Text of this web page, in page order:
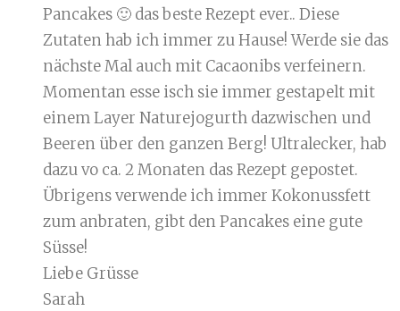
Pancakes 🙂 das beste Rezept ever.. Diese
Zutaten hab ich immer zu Hause! Werde sie das
nächste Mal auch mit Cacaonibs verfeinern.
Momentan esse isch sie immer gestapelt mit
einem Layer Naturejogurth dazwischen und
Beeren über den ganzen Berg! Ultralecker, hab
dazu vo ca. 2 Monaten das Rezept gepostet.
Übrigens verwende ich immer Kokonussfett
zum anbraten, gibt den Pancakes eine gute
Süsse!
Liebe Grüsse
Sarah